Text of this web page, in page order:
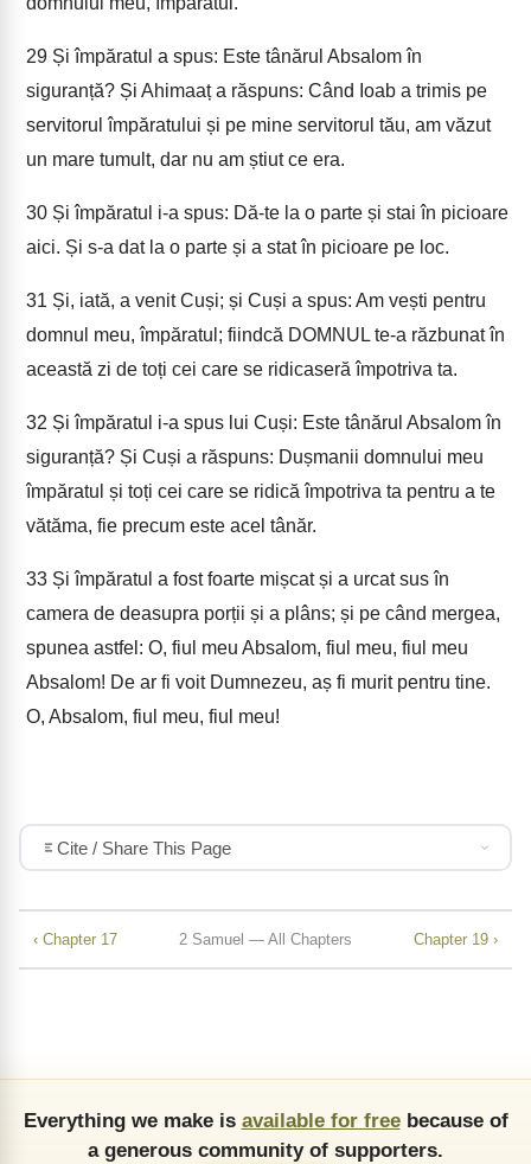
29 Și împăratul a spus: Este tânărul Absalom în
siguranță? Și Ahimaaț a răspuns: Când Ioab a trimis pe
servitorul împăratului și pe mine servitorul tău, am văzut
un mare tumult, dar nu am știut ce era.
30 Și împăratul i-a spus: Dă-te la o parte și stai în picioare
aici. Și s-a dat la o parte și a stat în picioare pe loc.
31 Și, iată, a venit Cuși; și Cuși a spus: Am vești pentru
domnul meu, împăratul; fiindcă DOMNUL te-a răzbunat în
această zi de toți cei care se ridicaseră împotriva ta.
32 Și împăratul i-a spus lui Cuși: Este tânărul Absalom în
siguranță? Și Cuși a răspuns: Dușmanii domnului meu
împăratul și toți cei care se ridică împotriva ta pentru a te
vătăma, fie precum este acel tânăr.
33 Și împăratul a fost foarte mișcat și a urcat sus în
camera de deasupra porții și a plâns; și pe când mergea,
spunea astfel: O, fiul meu Absalom, fiul meu, fiul meu
Absalom! De ar fi voit Dumnezeu, aș fi murit pentru tine.
O, Absalom, fiul meu, fiul meu!
Cite / Share This Page
‹ Chapter 17 2 Samuel — All Chapters Chapter 19 ›
Everything we make is available for freebecause of
a generous community of supporters.